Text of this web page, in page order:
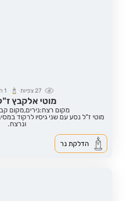
27 צפיות 1
מוטי אלקבץ
מקום רצח:נירים,מקום
מוטי ז"ל נסע עם שני גיסיו לרקוד
ונרצח.
הדלקת נר